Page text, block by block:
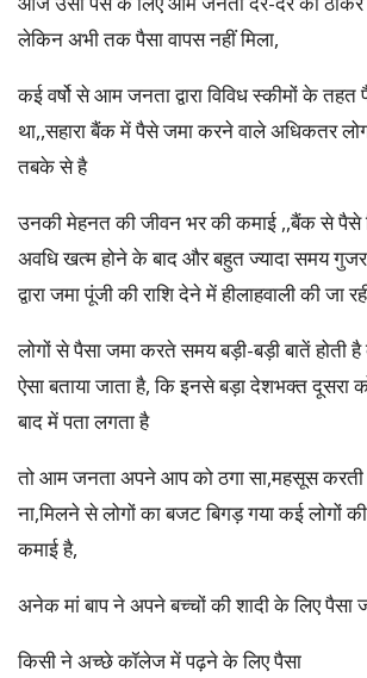
लेकिन अभी तक पैसा वापस नहीं मिला,
कई वर्षो से आम जनता द्वारा विविध स्कीमों के तहत
था,,सहारा बैंक में पैसे जमा करने वाले अधिकतर
तबके से है
उनकी मेहनत की जीवन भर की कमाई ,,बैंक से पैसे
अवधि खत्म होने के बाद और बहुत ज्यादा समय
द्वारा जमा पूंजी की राशि देने में हीलाहवाली की जा
लोगों से पैसा जमा करते समय बड़ी-बड़ी बातें होती
ऐसा बताया जाता है, कि इनसे बड़ा देशभक्त दूसरा
बाद में पता लगता है
तो आम जनता अपने आप को ठगा सा,महसूस
ना,मिलने से लोगों का बजट बिगड़ गया कई लोगों
कमाई है,
अनेक मां बाप ने अपने बच्चों की शादी के लिए पैसा
किसी ने अच्छे कॉलेज में पढ़ने के लिए पैसा